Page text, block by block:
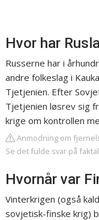
Hvor har
Russerne har i
andre folkeslag i
Tjetjenien. Efter
Tjetjenien løsrev sig
krige om kontrollen
Anmodning om
Se det fulde svar på
Hvornår var
Vinterkrigen (også
sovjetisk-finske krig)